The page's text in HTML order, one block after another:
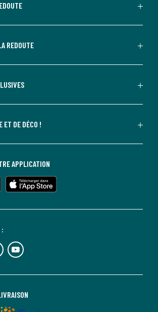
REDOUTE
ET DE DÉCO !
:
APPLICATION